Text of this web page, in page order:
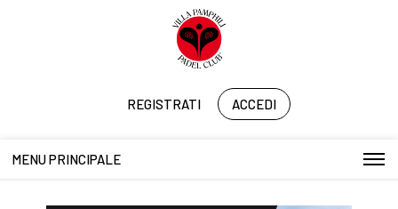
REGISTRATI ACCEDI
MENU PRINCIPALE